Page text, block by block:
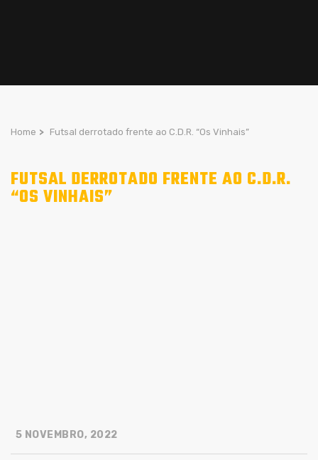
Home > Futsal derrotado frente ao C.D.R. “Os Vinhais”
FUTSAL DERROTADO FRENTE AO C.D.R.
“OS VINHAIS”
5 NOVEMBRO, 2022